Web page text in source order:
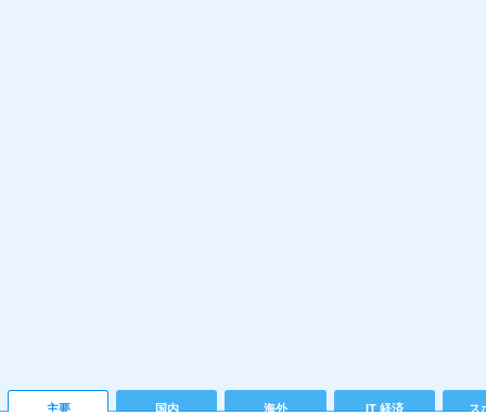
主要 国内 海外 IT 経済 ス